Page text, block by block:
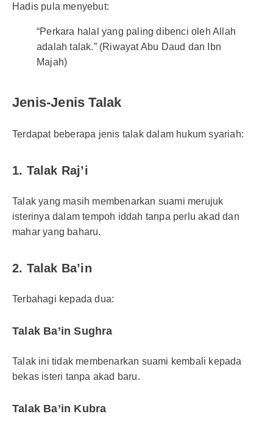
Hadis pula menyebut:
“Perkara halal yang paling dibenci oleh Allah
adalah talak.” (Riwayat Abu Daud dan Ibn
Majah)
Jenis-Jenis Talak
Terdapat beberapa jenis talak dalam hukum syariah:
1. Talak Raj’i
Talak yang masih membenarkan suami merujuk
isterinya dalam tempoh iddah tanpa perlu akad dan
mahar yang baharu.
2. Talak Ba’in
Terbahagi kepada dua:
Talak Ba’in Sughra
Talak ini tidak membenarkan suami kembali kepada
bekas isteri tanpa akad baru.
Talak Ba’in Kubra